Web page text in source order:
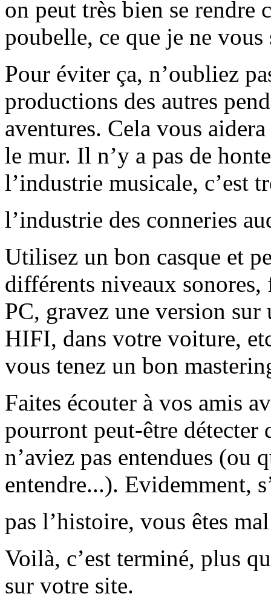
on peut très bien se rendre
poubelle, ce que je ne
Pour éviter ça, n’oubliez
productions des autres
aventures. Cela vous
le mur. Il n’y a pas de
l’industrie musicale, c’est
l’industrie des conneries
Utilisez un bon casque et
différents niveaux
PC, gravez une version
HIFI, dans votre voiture,
vous tenez un bon
Faites écouter à vos amis
pourront peut-être détecter
n’aviez pas entendues (ou
entendre...). Evidemment,
pas l’histoire, vous êtes
Voilà, c’est terminé, plus
sur votre site.